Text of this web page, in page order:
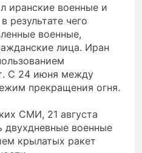
иранские военные и
результате чего
военные,
лица. Иран
С 24 июня между
прекращения огня.
СМИ, 21 августа
двухдневные военные
крылатых ракет